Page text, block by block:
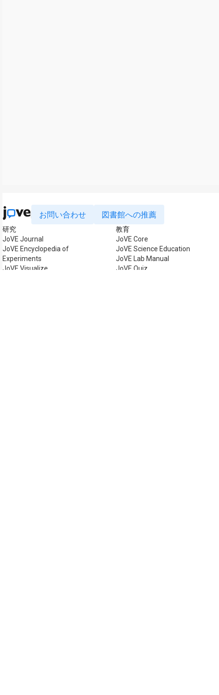
お問い合わせ 図書館への推薦
研究
JoVE Journal
JoVE Encyclopedia of
Experiments
JoVE Visualize
教育
JoVE Core
JoVE Science Education
JoVE Lab Manual
JoVE Quiz